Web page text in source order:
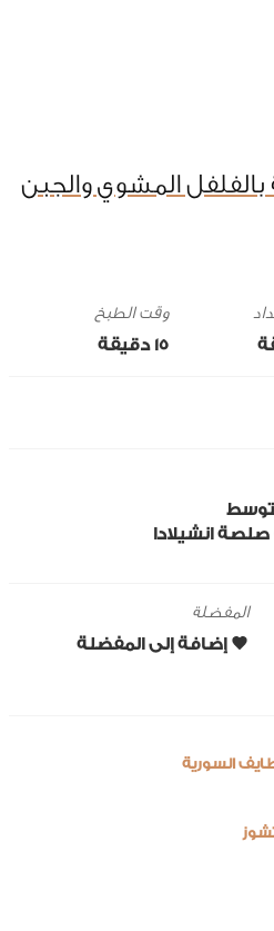
المشوي والجبن
وقت الطبخ
15 ‎دقيقة
صلصة انشيلادا
المفضلة
السورية